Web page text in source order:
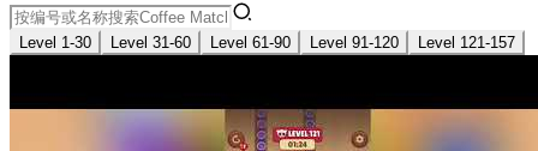
Level 1-30 Level 31-60 Level 61-90 Level 91-120 Level 121-157